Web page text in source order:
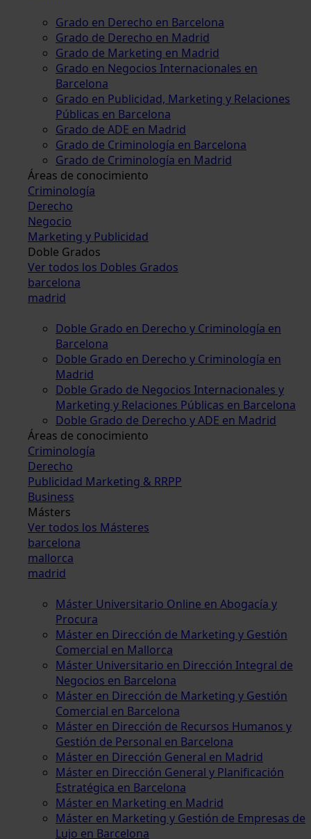
Grado en Derecho en Barcelona
Grado de Derecho en Madrid
Grado de Marketing en Madrid
Grado en Negocios Internacionales en
Barcelona
Grado en Publicidad, Marketing y Relaciones
Públicas en Barcelona
Grado de ADE en Madrid
Grado de Criminología en Barcelona
Grado de Criminología en Madrid
Áreas de conocimiento
Criminología
Derecho
Negocio
Marketing y Publicidad
Doble Grados
Ver todos los Dobles Grados
barcelona
madrid
Doble Grado en Derecho y Criminología en
Barcelona
Doble Grado en Derecho y Criminología en
Madrid
Doble Grado de Negocios Internacionales y
Marketing y Relaciones Públicas en Barcelona
Doble Grado de Derecho y ADE en Madrid
Áreas de conocimiento
Criminología
Derecho
Publicidad Marketing & RRPP
Business
Másters
Ver todos los Másteres
barcelona
mallorca
madrid
Máster Universitario Online en Abogacía y
Procura
Máster en Dirección de Marketing y Gestión
Comercial en Mallorca
Máster Universitario en Dirección Integral de
Negocios en Barcelona
Máster en Dirección de Marketing y Gestión
Comercial en Barcelona
Máster en Dirección de Recursos Humanos y
Gestión de Personal en Barcelona
Máster en Dirección General en Madrid
Máster en Dirección General y Planificación
Estratégica en Barcelona
Máster en Marketing en Madrid
Máster en Marketing y Gestión de Empresas de
Lujo en Barcelona